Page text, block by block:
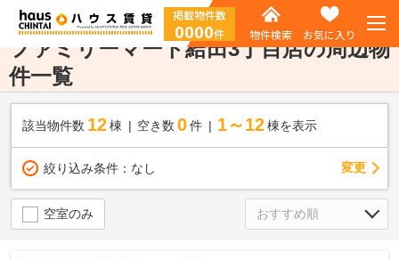
掲載物件数
0000件 物件検索 お気に入り
ファミリーマート給田3丁目店の周辺物
件一覧
該当物件数 12棟 空き数 0 件 1～12 棟を表示
絞り込み条件： なし 変更
空室のみ